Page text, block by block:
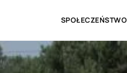
SPOŁECZEŃSTWO